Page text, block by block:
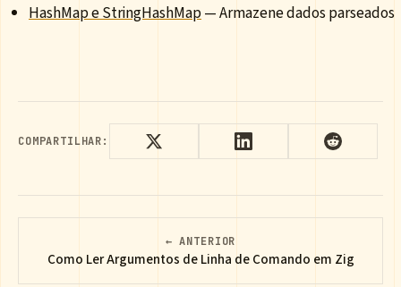
HashMap e StringHashMap— Armazene dados parseados
COMPARTILHAR:
← ANTERIOR
Como Ler Argumentos de Linha de Comando em Zig